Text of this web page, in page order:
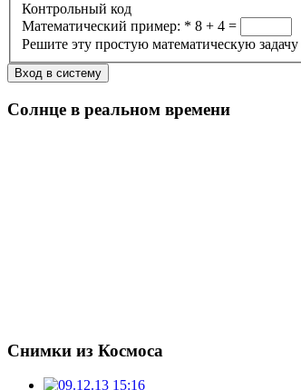
Контрольный код
Математический пример: * 8 + 4 =
Решите эту простую математическую задачу
Солнце в реальном времени
Снимки из Космоса